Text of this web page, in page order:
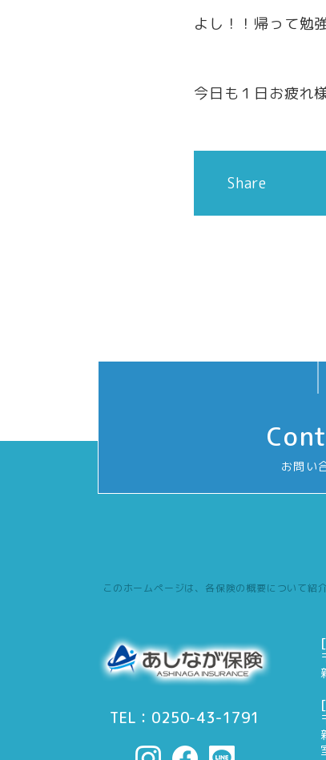
よし！！帰って勉
今日も１日お疲れ
Share
お問い
このホームページは、各保険の概要について紹
TEL：0250-43-1791